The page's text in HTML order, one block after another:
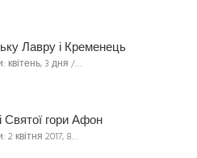
Лавру і Кременець
квітень, 3 дня /…
Святої гори Афон
2 квітня 2017, 8…